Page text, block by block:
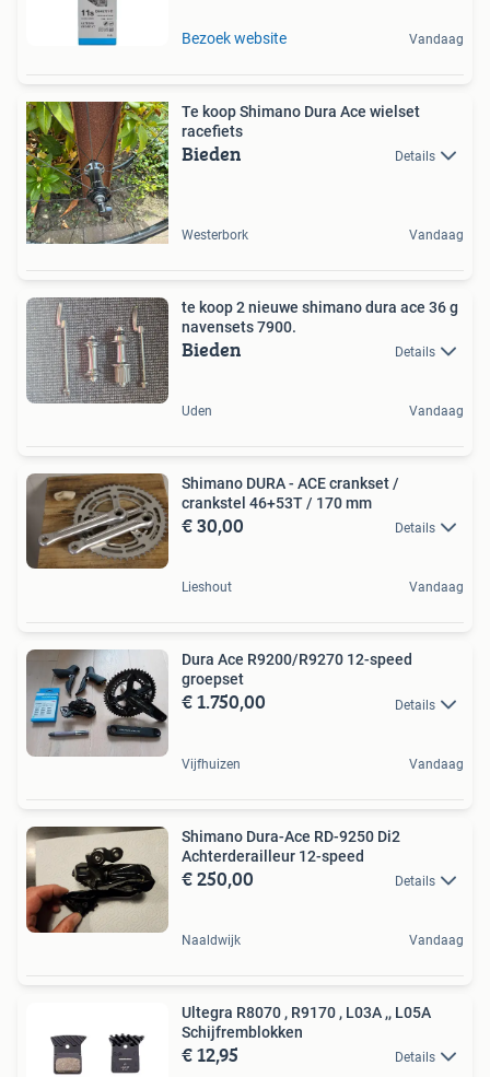
Bezoek website Vandaag
Te koop Shimano Dura Ace wielset
racefiets
Bieden Details
Westerbork Vandaag
te koop 2 nieuwe shimano dura ace 36 g
navensets 7900.
Bieden Details
Uden Vandaag
Shimano DURA - ACE crankset /
crankstel 46+53T / 170 mm
€ 30,00 Details
Lieshout Vandaag
Dura Ace R9200/R9270 12-speed
groepset
€ 1.750,00 Details
Vijfhuizen Vandaag
Shimano Dura-Ace RD-9250 Di2
Achterderailleur 12-speed
€ 250,00 Details
Naaldwijk Vandaag
Ultegra R8070 , R9170 , L03A ,, L05A
Schijfremblokken
€ 12,95 Details